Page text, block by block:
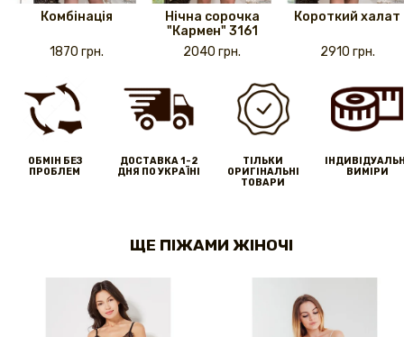
Комбінація
1870 грн.
Нічна сорочка
"Кармен" 3161
2040 грн.
Короткий халат
2910 грн.
ОБМІН БЕЗ
ПРОБЛЕМ
ДОСТАВКА 1-2
ДНЯ ПО УКРАЇНІ
ТІЛЬКИ
ОРИГІНАЛЬНІ
ТОВАРИ
ВИМІРИ
ЩЕ ПІЖАМИ ЖІНОЧІ